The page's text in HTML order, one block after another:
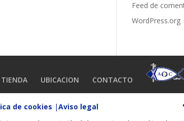
Feed de
WordPress.org
TIENDA UBICACION CONTACTO
de cookies |Aviso legal